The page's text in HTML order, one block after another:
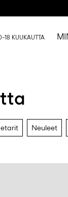
KUUKAUTTA
Neuleet